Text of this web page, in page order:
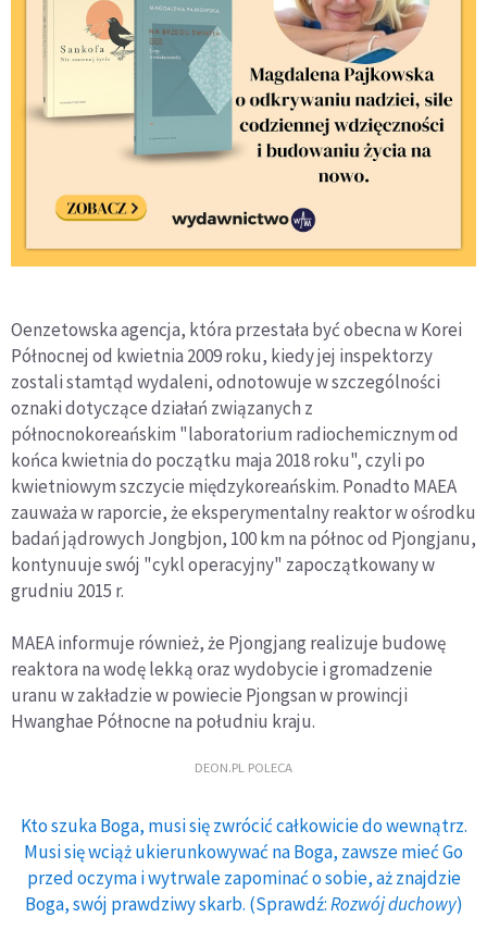
Oenzetowska agencja, która przestała być obecna w Korei
Północnej od kwietnia 2009 roku, kiedy jej inspektorzy
zostali stamtąd wydaleni, odnotowuje w szczególności
oznaki dotyczące działań związanych z
północnokoreańskim "laboratorium radiochemicznym od
końca kwietnia do początku maja 2018 roku", czyli po
kwietniowym szczycie międzykoreańskim. Ponadto MAEA
zauważa w raporcie, że eksperymentalny reaktor w ośrodku
badań jądrowych Jongbjon, 100 km na północ od Pjongjanu,
kontynuuje swój "cykl operacyjny" zapoczątkowany w
grudniu 2015 r.
MAEA informuje również, że Pjongjang realizuje budowę
reaktora na wodę lekką oraz wydobycie i gromadzenie
uranu w zakładzie w powiecie Pjongsan w prowincji
Hwanghae Północne na południu kraju.
DEON.PL POLECA
Kto szuka Boga, musi się zwrócić całkowicie do wewnątrz.
Musi się wciąż ukierunkowywać na Boga, zawsze mieć Go
przed oczyma i wytrwale zapominać o sobie, aż znajdzie
Boga, swój prawdziwy skarb. (Sprawdź:Rozwój duchowy)